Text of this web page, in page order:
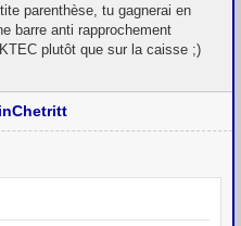
parenthèse, tu gagnerai en
barre anti rapprochement
plutôt que sur la caisse ;)